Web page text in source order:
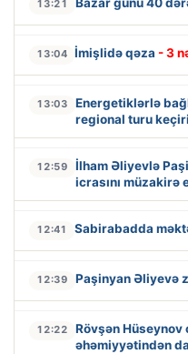
13:21 Bazar günü 40
13:04 İmişlidə qəza - 3
13:03
Energetiklərlə
regional turu
12:59
İlham Əliyevlə
icrasını müzakirə
12:41 Sabirabadda
12:39 Paşinyan Əliyevə
12:22
Rövşən
əhəmiyyətindən